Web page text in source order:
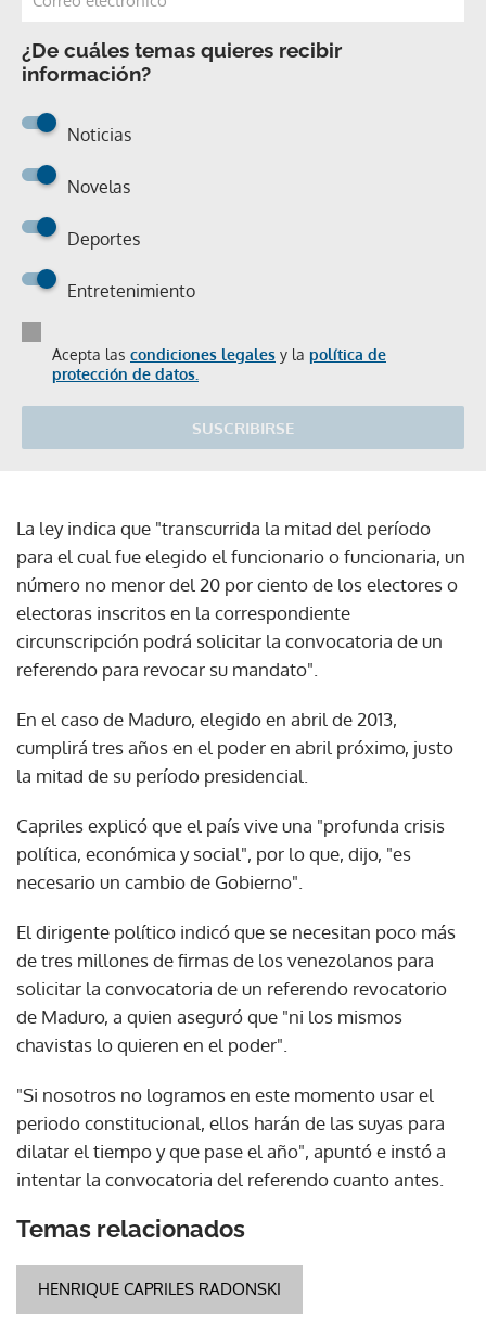
¿De cuáles temas quieres recibir
información?
Noticias
Novelas
Deportes
Entretenimiento
Acepta las condiciones legales y la política de
protección de datos.
SUSCRIBIRSE
La ley indica que "transcurrida la mitad del período
para el cual fue elegido el funcionario o funcionaria, un
número no menor del 20 por ciento de los electores o
electoras inscritos en la correspondiente
circunscripción podrá solicitar la convocatoria de un
referendo para revocar su mandato".
En el caso de Maduro, elegido en abril de 2013,
cumplirá tres años en el poder en abril próximo, justo
la mitad de su período presidencial.
Capriles explicó que el país vive una "profunda crisis
política, económica y social", por lo que, dijo, "es
necesario un cambio de Gobierno".
El dirigente político indicó que se necesitan poco más
de tres millones de firmas de los venezolanos para
solicitar la convocatoria de un referendo revocatorio
de Maduro, a quien aseguró que "ni los mismos
chavistas lo quieren en el poder".
"Si nosotros no logramos en este momento usar el
periodo constitucional, ellos harán de las suyas para
dilatar el tiempo y que pase el año", apuntó e instó a
intentar la convocatoria del referendo cuanto antes.
Temas relacionados
HENRIQUE CAPRILES RADONSKI